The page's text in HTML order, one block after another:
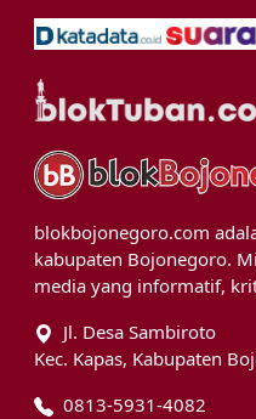
blokbojonegoro.com
kabupaten Bojonegoro.
media yang informatif,
Jl. Desa Sambiroto
Kec. Kapas, Kabupaten
0813-5931-4082